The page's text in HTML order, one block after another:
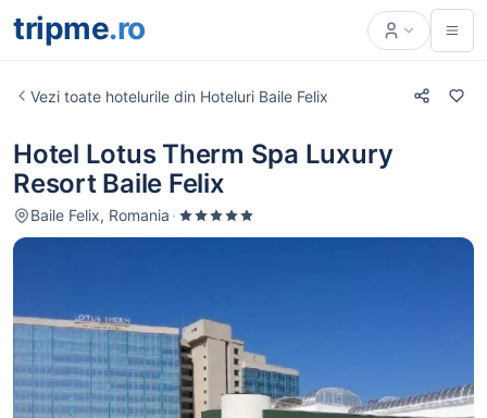
tripme.ro
Vezi toate hotelurile din Hoteluri Baile Felix
Hotel Lotus Therm Spa Luxury
Resort Baile Felix
Baile Felix, Romania ·